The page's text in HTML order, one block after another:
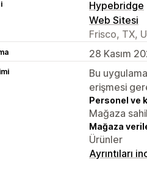
Hypebridge
Web Sitesi
Frisco, TX,
28 Kasım
Bu
erişmesi
Personel ve
Mağaza
Mağaza
Ürünler
Ayrıntıları